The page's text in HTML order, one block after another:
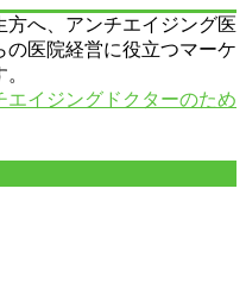
方へ、アンチエイジング医
医院経営に役立つマーケ
イジングドクターのため